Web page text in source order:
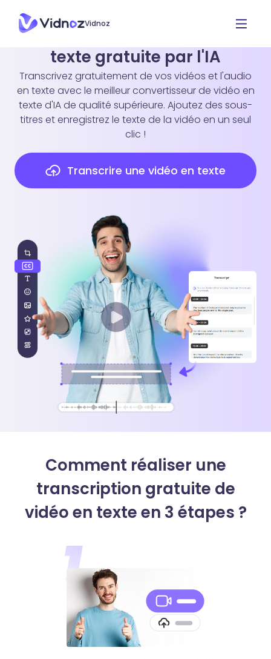
Vidnoz
Transcription de vidéos en
texte gratuite par l'IA
Transcrivez gratuitement de vos vidéos et l'audio
en texte avec le meilleur convertisseur de vidéo en
texte d'IA de qualité supérieure. Ajoutez des sous-
titres et enregistrez le texte de la vidéo en un seul
clic !
Transcrire une vidéo en texte
Comment réaliser une
transcription gratuite de
vidéo en texte en 3 étapes ?